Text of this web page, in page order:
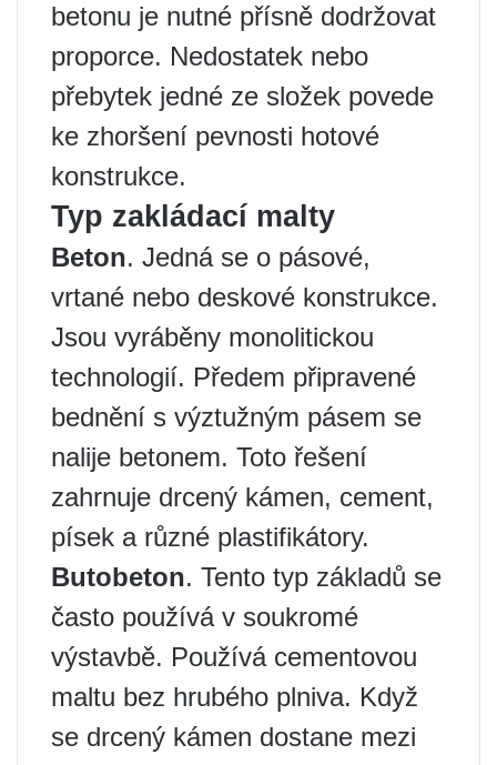
betonu je nutné přísně dodržovat
proporce. Nedostatek nebo
přebytek jedné ze složek povede
ke zhoršení pevnosti hotové
konstrukce.
Typ zakládací malty
Beton. Jedná se o pásové,
vrtané nebo deskové konstrukce.
Jsou vyráběny monolitickou
technologií. Předem připravené
bednění s výztužným pásem se
nalije betonem. Toto řešení
zahrnuje drcený kámen, cement,
písek a různé plastifikátory.
Butobeton. Tento typ základů se
často používá v soukromé
výstavbě. Používá cementovou
maltu bez hrubého plniva. Když
se drcený kámen dostane mezi